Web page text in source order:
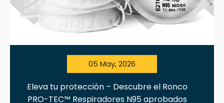
05 May, 2026
Eleva tu protección – Descubre el Ronco
PRO-TEC™ Respiradores N95 aprobados